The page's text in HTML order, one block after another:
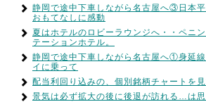
静岡で途中下車しながら名古屋へ③日本平
おもてなしに感動
夏はホテルのロビーラウンジへ・・ペニ
テーションホテル。
静岡で途中下車しながら名古屋へ①身延
イに乗って
配当利回り込みの、個別銘柄チャートを
景気は必ず拡大の後に後退が訪れる…は思